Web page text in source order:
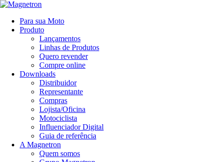
Para sua Moto
Produto
Lançamentos
Linhas de Produtos
Quero revender
Compre online
Downloads
Distribuidor
Representante
Compras
Lojista/Oficina
Motociclista
Influenciador Digital
Guia de referência
A Magnetron
Quem somos